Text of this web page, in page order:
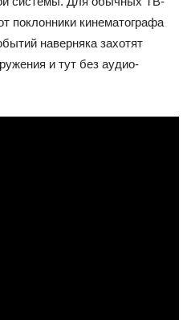
поклонники кинематографа
наверняка захотят
и тут без аудио-